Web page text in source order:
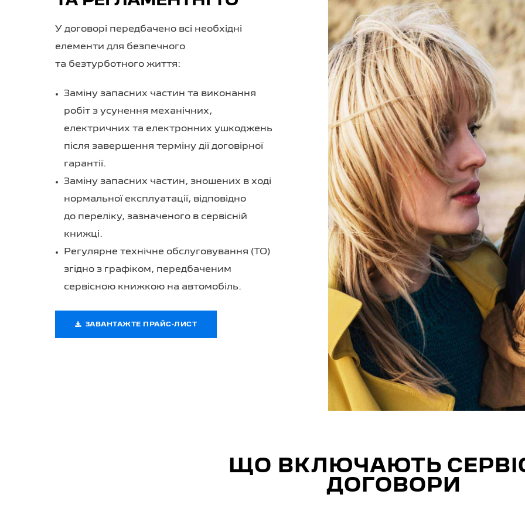
У договорі передбачено всі необхідні
елементи для безпечного
та безтурботного життя:
Заміну запасних частин та виконання
робіт з усунення механічних,
електричних та електронних ушкоджень
після завершення терміну дії договірної
гарантії.
Заміну запасних частин, зношених в ході
нормальної експлуатації, відповідно
до переліку, зазначеного в сервісній
книжці.
Регулярне технічне обслуговування (ТО)
згідно з графіком, передбаченим
сервісною книжкою на автомобіль.
ЗАВАНТАЖТЕ ПРАЙС-ЛИСТ
ЩО ВКЛЮЧАЮТЬ
ДОГОВОРИ